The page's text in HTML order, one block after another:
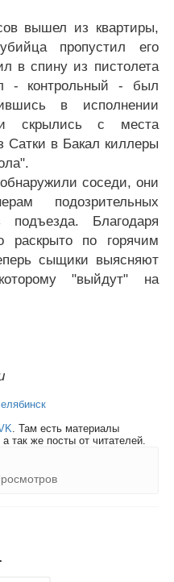
вышел из квартиры,
пропустил его
в спину из пистолета
- контрольный - был
в исполнении
скрылись с места
Сатки в Бакал киллеры
соседи, они
подозрительных
Благодаря
раскрыто по горячим
сыщики выясняют
"выйдут" на
. Там есть материалы
так же посты от читателей.